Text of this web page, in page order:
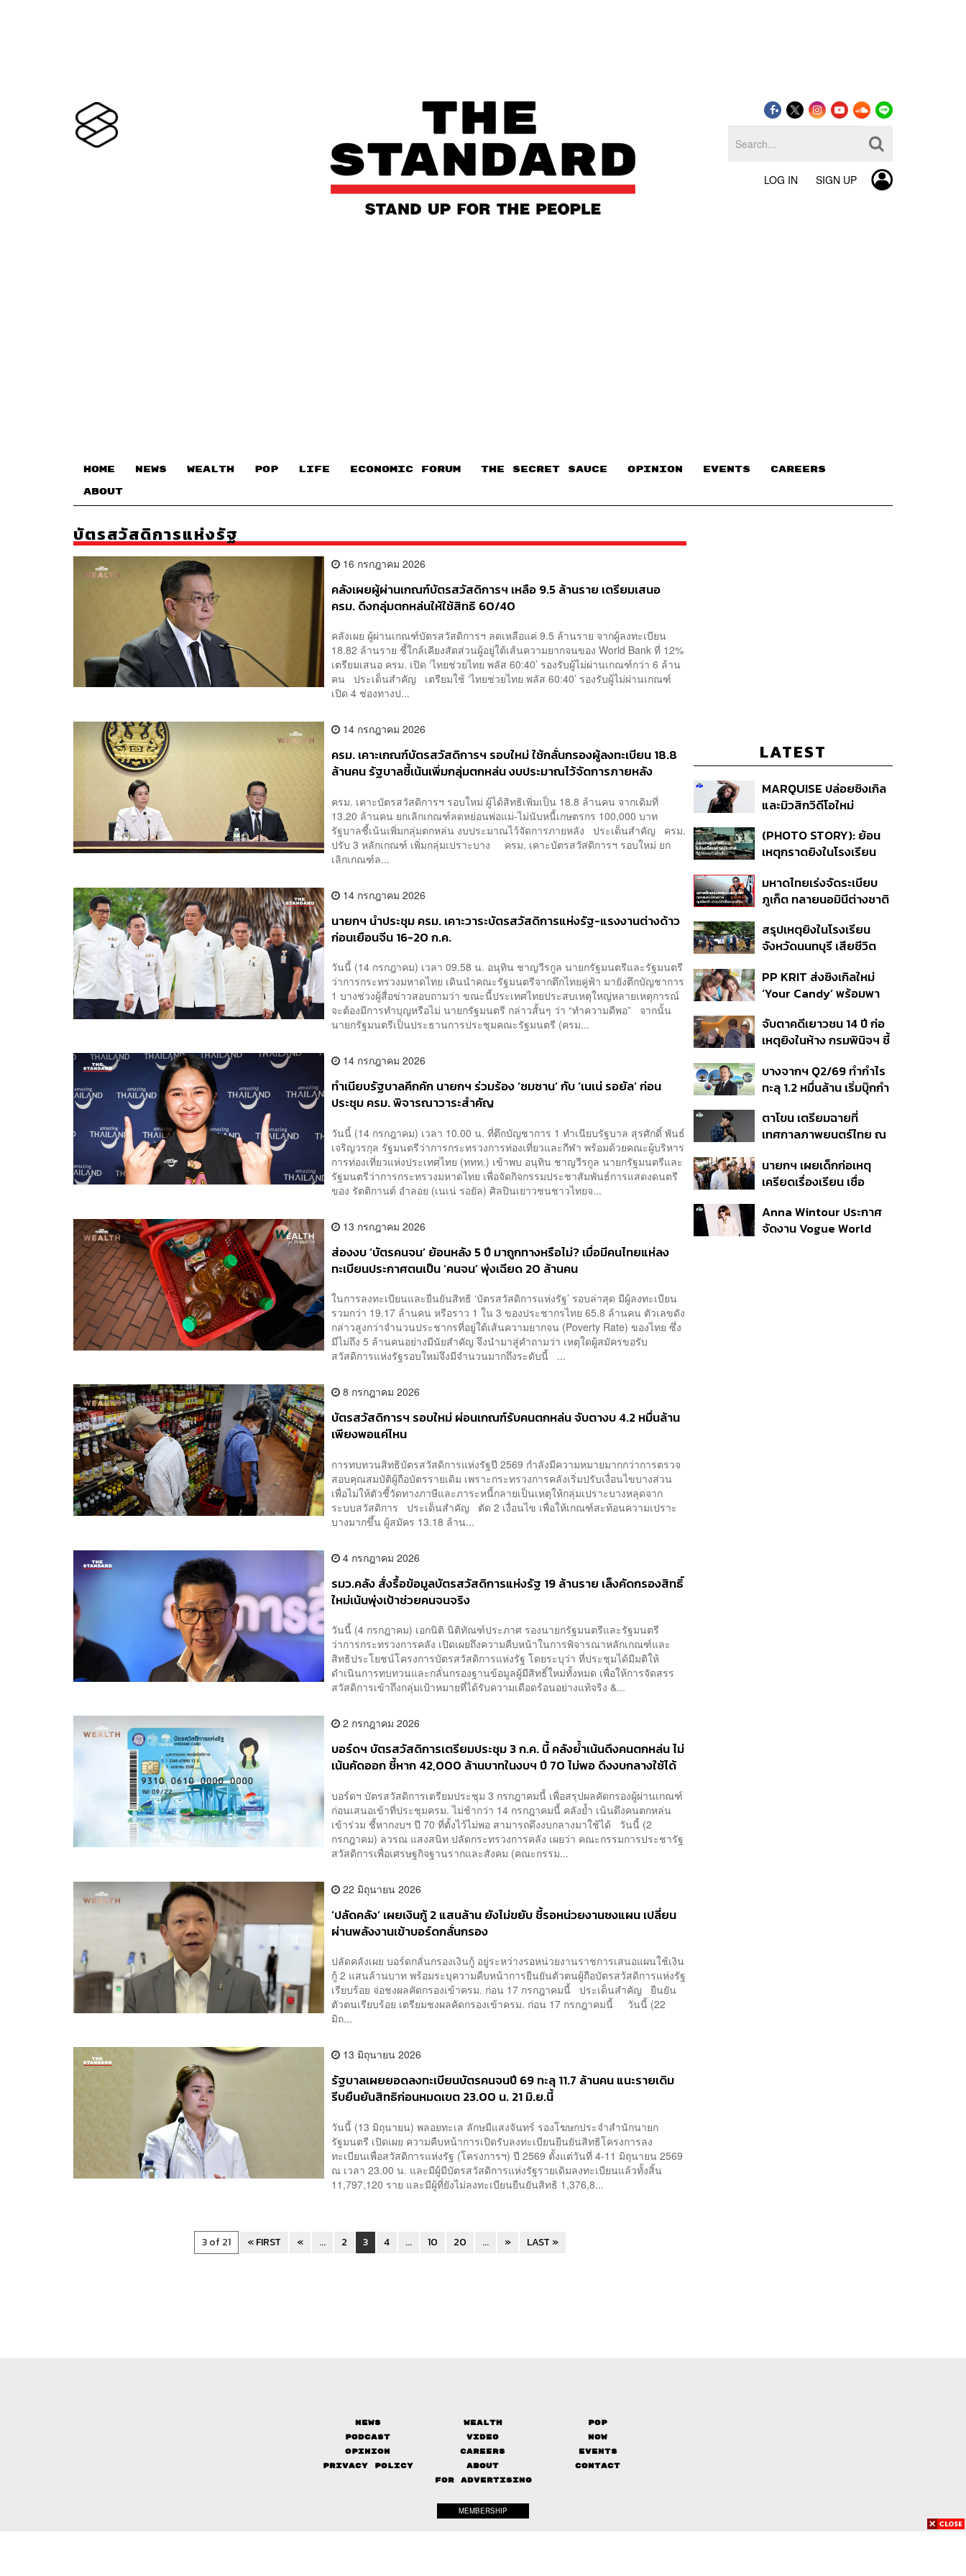
LOG IN SIGN UP
HOME NEWS WEALTH POP LIFE ECONOMIC FORUM THE SECRET SAUCE​ OPINION EVENTS CAREERS
ABOUT
บัตรสวัสดิการแห่งรัฐ
16 กรกฎาคม 2026
คลังเผยผู้ผ่านเกณฑ์บัตรสวัสดิการฯ เหลือ 9.5 ล้านราย เตรียมเสนอ
ครม. ดึงกลุ่มตกหล่นให้ใช้สิทธิ 60/40
คลังเผย ผู้ผ่านเกณฑ์บัตรสวัสดิการฯ ลดเหลือแค่ 9.5 ล้านราย จากผู้ลงทะเบียน
18.82 ล้านราย ชี้ใกล้เคียงสัดส่วนผู้อยู่ใต้เส้นความยากจนของ World Bank ที่ 12%
เตรียมเสนอ ครม. เปิด ‘ไทยช่วยไทย พลัส 60:40’ รองรับผู้ไม่ผ่านเกณฑ์กว่า 6 ล้าน
คน ประเด็นสำคัญ เตรียมใช้ ‘ไทยช่วยไทย พลัส 60:40’ รองรับผู้ไม่ผ่านเกณฑ์
เปิด 4 ช่องทางป...
14 กรกฎาคม 2026
ครม. เคาะเกณฑ์บัตรสวัสดิการฯ รอบใหม่ ใช้กลั่นกรองผู้ลงทะเบียน 18.8
ล้านคน รัฐบาลชี้เน้นเพิ่มกลุ่มตกหล่น งบประมาณไว้จัดการภายหลัง
ครม. เคาะบัตรสวัสดิการฯ รอบใหม่ ผู้ได้สิทธิเพิ่มเป็น 18.8 ล้านคน จากเดิมที่
13.20 ล้านคน ยกเลิกเกณฑ์ลดหย่อนพ่อแม่-ไม่นับหนี้เกษตรกร 100,000 บาท
รัฐบาลชี้เน้นเพิ่มกลุ่มตกหล่น งบประมาณไว้จัดการภายหลัง ประเด็นสำคัญ ครม.
ปรับ 3 หลักเกณฑ์ เพิ่มกลุ่มเปราะบาง ครม. เคาะบัตรสวัสดิการฯ รอบใหม่ ยก
เลิกเกณฑ์ล...
14 กรกฎาคม 2026
นายกฯ นำประชุม ครม. เคาะวาระบัตรสวัสดิการแห่งรัฐ-แรงงานต่างด้าว
ก่อนเยือนจีน 16-20 ก.ค.
วันนี้ (14 กรกฎาคม) เวลา 09.58 น. อนุทิน ชาญวีรกูล นายกรัฐมนตรีและรัฐมนตรี
ว่าการกระทรวงมหาดไทย เดินนำคณะรัฐมนตรีจากตึกไทยคู่ฟ้า มายังตึกบัญชาการ
1 บางช่วงผู้สื่อข่าวสอบถามว่า ขณะนี้ประเทศไทยประสบเหตุใหญ่หลายเหตุการณ์
จะต้องมีการทำบุญหรือไม่ นายกรัฐมนตรี กล่าวสั้นๆ ว่า “ทำความดีพอ” จากนั้น
นายกรัฐมนตรีเป็นประธานการประชุมคณะรัฐมนตรี (ครม...
14 กรกฎาคม 2026
ทำเนียบรัฐบาลคึกคัก นายกฯ ร่วมร้อง ‘ซมซาน’ กับ ‘เนเน่ รอยัล’ ก่อน
ประชุม ครม. พิจารณาวาระสำคัญ
วันนี้ (14 กรกฎาคม) เวลา 10.00 น. ที่ตึกบัญชาการ 1 ทำเนียบรัฐบาล สุรศักดิ์ พันธ์
เจริญวรกุล รัฐมนตรีว่าการกระทรวงการท่องเที่ยวและกีฬา พร้อมด้วยคณะผู้บริหาร
การท่องเที่ยวแห่งประเทศไทย (ททท.) เข้าพบ อนุทิน ชาญวีรกูล นายกรัฐมนตรีและ
รัฐมนตรีว่าการกระทรวงมหาดไทย เพื่อจัดกิจกรรมประชาสัมพันธ์การแสดงดนตรี
ของ รัตติกานต์ อำลอย (เนเน่ รอยัล) ศิลปินเยาวชนชาวไทยจ...
13 กรกฎาคม 2026
ส่องงบ ‘บัตรคนจน’ ย้อนหลัง 5 ปี มาถูกทางหรือไม่? เมื่อมีคนไทยแห่ลง
ทะเบียนประกาศตนเป็น ‘คนจน’ พุ่งเฉียด 20 ล้านคน
ในการลงทะเบียนและยืนยันสิทธิ ‘บัตรสวัสดิการแห่งรัฐ’ รอบล่าสุด มีผู้ลงทะเบียน
รวมกว่า 19.17 ล้านคน หรือราว 1 ใน 3 ของประชากรไทย 65.8 ล้านคน ตัวเลขดัง
กล่าวสูงกว่าจำนวนประชากรที่อยู่ใต้เส้นความยากจน (Poverty Rate) ของไทย ซึ่ง
มีไม่ถึง 5 ล้านคนอย่างมีนัยสำคัญ จึงนำมาสู่คำถามว่า เหตุใดผู้สมัครขอรับ
สวัสดิการแห่งรัฐรอบใหม่จึงมีจำนวนมากถึงระดับนี้ ...
8 กรกฎาคม 2026
บัตรสวัสดิการฯ รอบใหม่ ผ่อนเกณฑ์รับคนตกหล่น จับตางบ 4.2 หมื่นล้าน
เพียงพอแค่ไหน
การทบทวนสิทธิบัตรสวัสดิการแห่งรัฐปี 2569 กำลังมีความหมายมากกว่าการตรวจ
สอบคุณสมบัติผู้ถือบัตรรายเดิม เพราะกระทรวงการคลังเริ่มปรับเงื่อนไขบางส่วน
เพื่อไม่ให้ตัวชี้วัดทางภาษีและภาระหนี้กลายเป็นเหตุให้กลุ่มเปราะบางหลุดจาก
ระบบสวัสดิการ ประเด็นสำคัญ ตัด 2 เงื่อนไข เพื่อให้เกณฑ์สะท้อนความเปราะ
บางมากขึ้น ผู้สมัคร 13.18 ล้าน...
4 กรกฎาคม 2026
รมว.คลัง สั่งรื้อข้อมูลบัตรสวัสดิการแห่งรัฐ 19 ล้านราย เล็งคัดกรองสิทธิ์
ใหม่เน้นพุ่งเป้าช่วยคนจนจริง
วันนี้ (4 กรกฎาคม) เอกนิติ นิติทัณฑ์ประภาศ รองนายกรัฐมนตรีและรัฐมนตรี
ว่าการกระทรวงการคลัง เปิดเผยถึงความคืบหน้าในการพิจารณาหลักเกณฑ์และ
สิทธิประโยชน์โครงการบัตรสวัสดิการแห่งรัฐ โดยระบุว่า ที่ประชุมได้มีมติให้
ดำเนินการทบทวนและกลั่นกรองฐานข้อมูลผู้มีสิทธิ์ใหม่ทั้งหมด เพื่อให้การจัดสรร
สวัสดิการเข้าถึงกลุ่มเป้าหมายที่ได้รับความเดือดร้อนอย่างแท้จริง &...
2 กรกฎาคม 2026
บอร์ดฯ บัตรสวัสดิการเตรียมประชุม 3 ก.ค. นี้ คลังย้ำเน้นดึงคนตกหล่น ไม่
เน้นคัดออก ชี้หาก 42,000 ล้านบาทในงบฯ ปี 70 ไม่พอ ดึงงบกลางใช้ได้
บอร์ดฯ บัตรสวัสดิการเตรียมประชุม 3 กรกฎาคมนี้ เพื่อสรุปผลคัดกรองผู้ผ่านเกณฑ์
ก่อนเสนอเข้าที่ประชุมครม. ไม่ช้ากว่า 14 กรกฎาคมนี้ คลังย้ำ เน้นดึงคนตกหล่น
เข้าร่วม ชี้หากงบฯ ปี 70 ที่ตั้งไว้ไม่พอ สามารถดึงงบกลางมาใช้ได้ วันนี้ (2
กรกฎาคม) ลวรณ แสงสนิท ปลัดกระทรวงการคลัง เผยว่า คณะกรรมการประชารัฐ
สวัสดิการเพื่อเศรษฐกิจฐานรากและสังคม (คณะกรรม...
22 มิถุนายน 2026
‘ปลัดคลัง’ เผยเงินกู้ 2 แสนล้าน ยังไม่ขยับ ชี้รอหน่วยงานชงแผน เปลี่ยน
ผ่านพลังงานเข้าบอร์ดกลั่นกรอง
ปลัดคลังเผย บอร์ดกลั่นกรองเงินกู้ อยู่ระหว่างรอหน่วยงานราชการเสนอแผนใช้เงิน
กู้ 2 แสนล้านบาท พร้อมระบุความคืบหน้าการยืนยันตัวตนผู้ถือบัตรสวัสดิการแห่งรัฐ
เรียบร้อย จ่อชงผลคัดกรองเข้าครม. ก่อน 17 กรกฎาคมนี้ ประเด็นสำคัญ ยืนยัน
ตัวตนเรียบร้อย เตรียมชงผลคัดกรองเข้าครม. ก่อน 17 กรกฎาคมนี้ วันนี้ (22
มิถ...
13 มิถุนายน 2026
รัฐบาลเผยยอดลงทะเบียนบัตรคนจนปี 69 ทะลุ 11.7 ล้านคน แนะรายเดิม
รีบยืนยันสิทธิก่อนหมดเขต 23.00 น. 21 มิ.ย.นี้
วันนี้ (13 มิถุนายน) พลอยทะเล ลักษมีแสงจันทร์ รองโฆษกประจำสำนักนายก
รัฐมนตรี เปิดเผย ความคืบหน้าการเปิดรับลงทะเบียนยืนยันสิทธิโครงการลง
ทะเบียนเพื่อสวัสดิการแห่งรัฐ (โครงการฯ) ปี 2569 ตั้งแต่วันที่ 4-11 มิถุนายน 2569
ณ เวลา 23.00 น. และมีผู้มีบัตรสวัสดิการแห่งรัฐรายเดิมลงทะเบียนแล้วทั้งสิ้น
11,797,120 ราย และมีผู้ที่ยังไม่ลงทะเบียนยืนยันสิทธิ 1,376,8...
3 of 21 « FIRST « ... 2 3 4 ... 10 20 ... » LAST »
LATEST
MARQUISE ปล่อยซิงเกิล
และมิวสิกวิดีโอใหม่
สัมพันธ์สุด Toxic
(PHOTO STORY): ย้อน
เหตุกราดยิงในโรงเรียน
นักเรียน
มหาดไทยเร่งจัดระเบียบ
ภูเก็ต ทลายนอมินีต่างชาติ
ที่ดิน เคลียร์ใบอนุญาต
โรงแรมค้าง 7 ปี
สรุปเหตุยิงในโรงเรียน
จังหวัดนนทบุรี เสียชีวิต
ปมค้นประวัติคดีกราดยิงที่
สหรัฐฯ
PP KRIT ส่งซิงเกิลใหม่
‘Your Candy’ พร้อมพา
สิกวิดีโอ
จับตาคดีเยาวชน 14 ปี ก่อ
เหตุยิงในห้าง กรมพินิจฯ ชี้
เนื่อง ประเมินปล่อยตัว
บางจากฯ Q2/69 ทำกำไร
ทะลุ 1.2 หมื่นล้าน เริ่มบุ๊กกำ
แรก หนุนรายได้ครึ่งปีทะลุ
3.2 แสนล้าน
ตาโขน เตรียมฉายที่
เทศกาลภาพยนตร์ไทย ณ
นายกฯ เผยเด็กก่อเหตุ
เครียดเรื่องเรียน เชื่อ
กระสุนอีกกว่า 30 นัด หาก
ไม่จบชีวิตตัวเองอาจสูญ
Anna Wintour ประกาศ
จัดงาน Vogue World
News Wealth
Pop
Podcast
Video
Now
Opinion
Careers
Events
Privacy Policy
About
Contact
FOR ADVERTISING
MEMBERSHIP